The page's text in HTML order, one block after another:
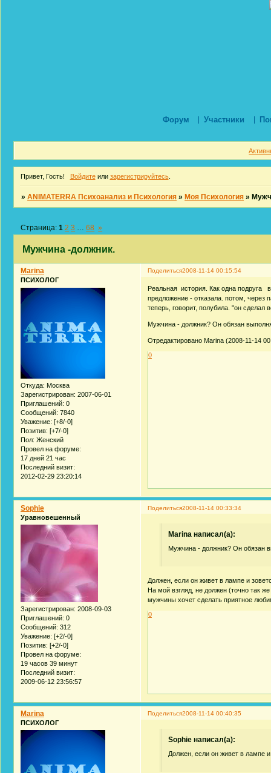
Форум Участники
Привет, Гость! Войдитеили зарегистрируйтесь.
»ANIMATERRA Психоанализ и Психология » Моя Психология »
Мужчина -должник.
Страница:1 2 3 68 »
Поделиться2008-11-14 00:15:54
Marina
ПСИХОЛОГ
Откуда: Москва
Зарегистрирован: 2007-06-01
Приглашений: 0
Сообщений: 7840
Уважение: [+8/-0]
Позитив: [+7/-0]
Пол: Женский
Провел на форуме:
17 дней 21 час
Последний визит:
2012-02-29 23:20:14
Реальная история. Как одна подруга
предложение - отказала. потом, через
теперь, говорит, полубила. "он сделал
Мужчина - должник? Он обязан
Отредактировано Marina (2008-11-14
0
Поделиться2008-11-14 00:33:34
Sophie
Уравновешенный
Зарегистрирован: 2008-09-03
Приглашений: 0
Сообщений: 312
Уважение: [+2/-0]
Позитив: [+2/-0]
Провел на форуме:
19 часов 39 минут
Последний визит:
2009-06-12 23:56:57
Marina написал(а):
Мужчина - должник? Он обязан
Должен, если он живет в лампе и
На мой взгляд, не должен (точно так
мужчины хочет сделать приятное
0
Поделиться2008-11-14 00:40:35
Marina
ПСИХОЛОГ
Sophie написал(а):
Должен, если он живет в лампе